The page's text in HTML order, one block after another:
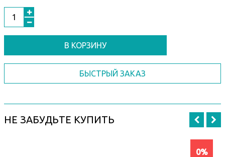
В КОРЗИНУ
БЫСТРЫЙ ЗАКАЗ
НЕ ЗАБУДЬТЕ КУПИТЬ
0%